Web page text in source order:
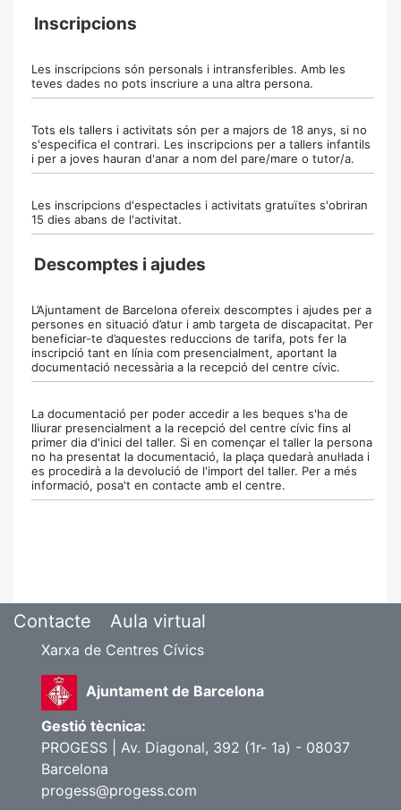
Inscripcions
Les inscripcions són personals i intransferibles. Amb les
teves dades no pots inscriure a una altra persona.
Tots els tallers i activitats són per a majors de 18 anys, si no
s'especifica el contrari. Les inscripcions per a tallers infantils
i per a joves hauran d'anar a nom del pare/mare o tutor/a.
Les inscripcions d'espectacles i activitats gratuïtes s'obriran
15 dies abans de l'activitat.
Descomptes i ajudes
L’Ajuntament de Barcelona ofereix descomptes i ajudes per a
persones en situació d’atur i amb targeta de discapacitat. Per
beneficiar-te d’aquestes reduccions de tarifa, pots fer la
inscripció tant en línia com presencialment, aportant la
documentació necessària a la recepció del centre cívic.
La documentació per poder accedir a les beques s'ha de
lliurar presencialment a la recepció del centre cívic fins al
primer dia d'inici del taller. Si en començar el taller la persona
no ha presentat la documentació, la plaça quedarà anul·lada i
es procedirà a la devolució de l'import del taller. Per a més
informació, posa't en contacte amb el centre.
Contacte Aula virtual
Xarxa de Centres Cívics
Ajuntament de Barcelona
Gestió tècnica:
PROGESS | Av. Diagonal, 392 (1r- 1a) - 08037
Barcelona
progess@progess.com